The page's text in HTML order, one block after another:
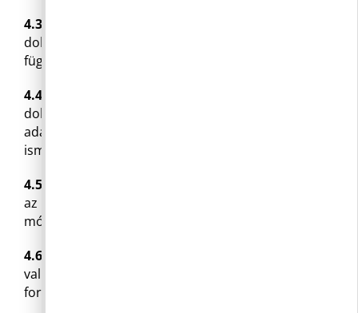
4.3
dokumentumrészről, annak tárolási módjától
függetlenül az igénylő másolatot kaphat.
4.4
dokumentum az igénylő által meg nem ismerhető
adatot is tartalmaz, a másolaton a meg nem
ismerhető adatot felismerhetetlenné kell tenni.
4.5
az igénylő által kíván technikai eszközzel, illetve
módon kell eleget tenni.
4.6
való hivatkozással, hogy annak közérthető
formában nem lehet eleget tenni.